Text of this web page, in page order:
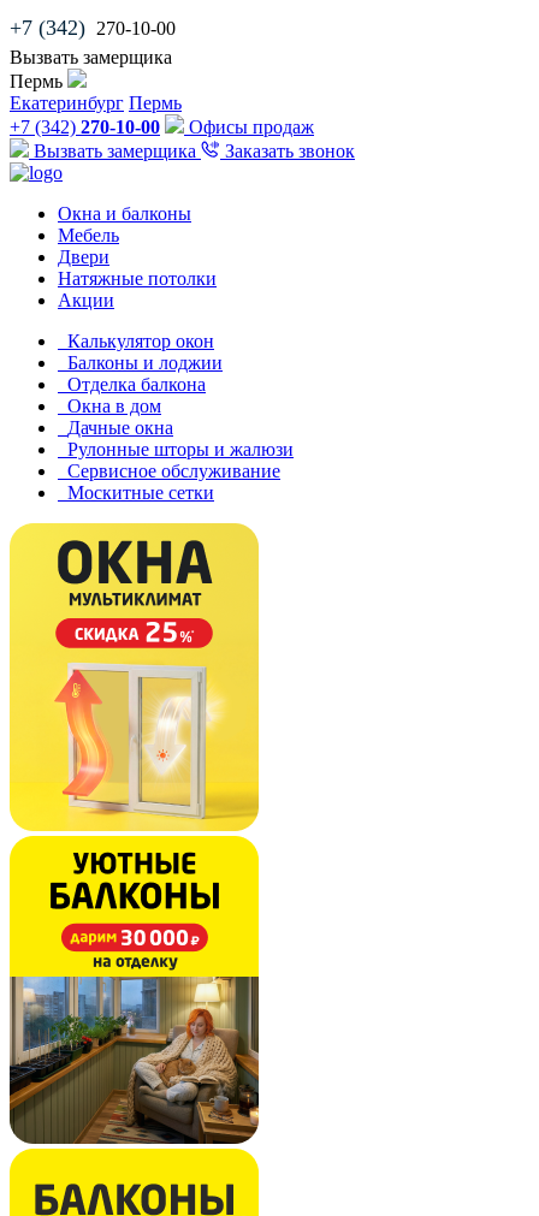
+7 (342) 270-10-00
Вызвать замерщика
Пермь
Екатеринбург Пермь
+7 (342) 270-10-00
Офисы продаж
Вызвать замерщика
Заказать звонок
Окна и балконы
Мебель
Двери
Натяжные потолки
Акции
Калькулятор окон
Балконы и лоджии
Отделка балкона
Окна в дом
Дачные окна
Рулонные шторы и жалюзи
Сервисное обслуживание
Москитные сетки